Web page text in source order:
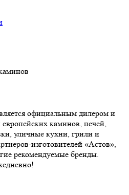
официальным дилером и
каминов, печей,
уличные кухни, грили и
изготовителей «Астов»,
рекомендуемые бренды.